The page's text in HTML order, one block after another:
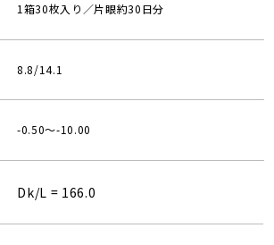
1箱30枚入り／片眼約30日分
8.8/14.1
-0.50～-10.00
Dk/L = 166.0